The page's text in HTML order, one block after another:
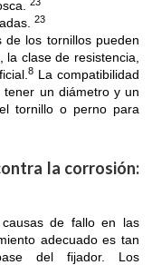
23
de los tornillos pueden
clase de resistencia,
8La compatibilidad
un diámetro y un
tornillo o perno para
la corrosión:
de fallo en las
adecuado es tan
del fijador. Los